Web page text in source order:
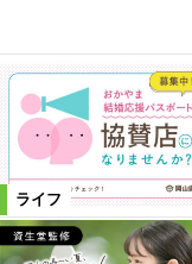
ライフ